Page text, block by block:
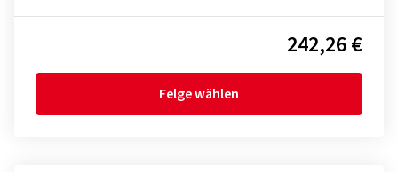
242,26 €
Felge wählen